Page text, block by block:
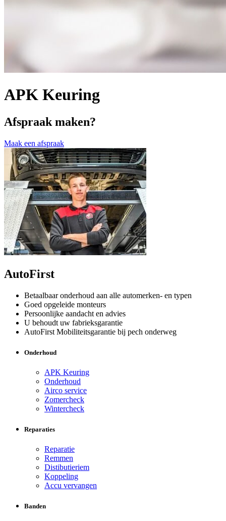
APK Keuring
Afspraak maken?
Maak een afspraak
AutoFirst
Betaalbaar onderhoud aan alle automerken- en typen
Goed opgeleide monteurs
Persoonlijke aandacht en advies
U behoudt uw fabrieksgarantie
AutoFirst Mobiliteitsgarantie bij pech onderweg
Onderhoud
APK Keuring
Onderhoud
Airco service
Zomercheck
Wintercheck
Reparaties
Reparatie
Remmen
Distibutieriem
Koppeling
Accu vervangen
Banden